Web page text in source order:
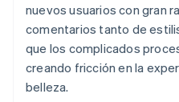
nuevos usuarios con gran
comentarios tanto de
que los complicados
creando fricción en la
belleza.